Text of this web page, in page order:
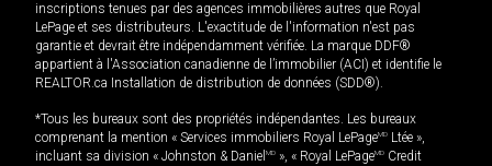
inscriptions tenues par des agences immobilières autres que Royal
LePage et ses distributeurs. L'exactitude de l'information n'est pas
garantie et devrait être indépendamment vérifiée. La marque DDF®
appartient à l'Association canadienne de l’immobilier (ACI) et identifie le
REALTOR.ca Installation de distribution de données (SDD®).
*Tous les bureaux sont des propriétés indépendantes. Les bureaux
comprenant la mention « Services immobiliers Royal LePageMD Ltée »,
incluant sa division « Johnston & Daniel MD », « Royal LePageMD Credit